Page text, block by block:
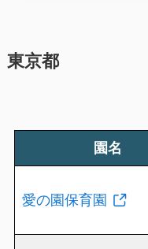
東京都
園名
愛の園保育園